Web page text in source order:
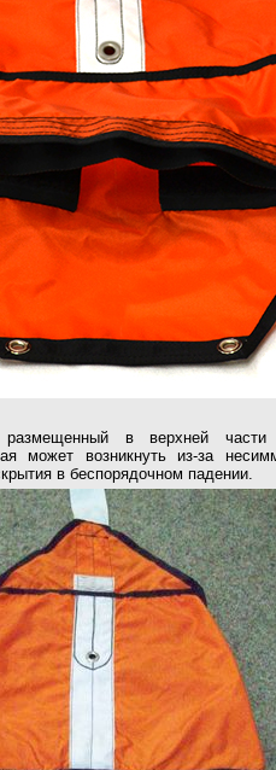
размещенный в верхней
может возникнуть из-за
в беспорядочном падении.